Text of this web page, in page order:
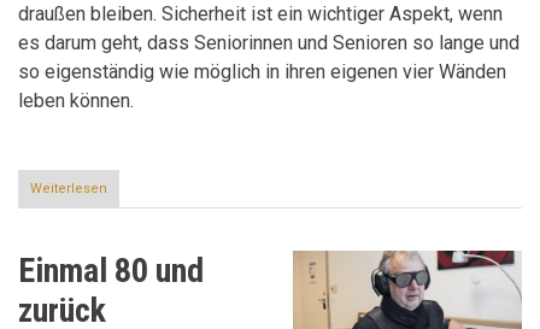
draußen bleiben. Sicherheit ist ein wichtiger Aspekt, wenn
es darum geht, dass Seniorinnen und Senioren so lange und
so eigenständig wie möglich in ihren eigenen vier Wänden
leben können.
Weiterlesen
Auf
Seite
Einmal 80 und
zurück